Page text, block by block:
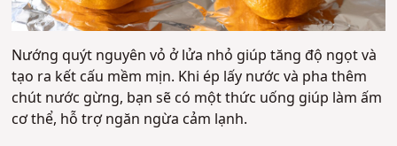
Nướng quýt nguyên vỏ ở lửa nhỏ giúp tăng độ ngọt và
tạo ra kết cấu mềm mịn. Khi ép lấy nước và pha thêm
chút nước gừng, bạn sẽ có một thức uống giúp làm ấm
cơ thể, hỗ trợ ngăn ngừa cảm lạnh.